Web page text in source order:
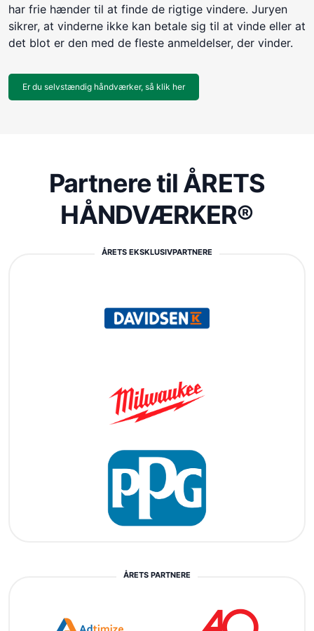
har frie hænder til at finde de rigtige vindere. Juryen
sikrer, at vinderne ikke kan betale sig til at vinde eller at
det blot er den med de fleste anmeldelser, der vinder.
Er du selvstændig håndværker, så klik her
Partnere til ÅRETS
HÅNDVÆRKER®
ÅRETS EKSKLUSIVPARTNERE
ÅRETS PARTNERE